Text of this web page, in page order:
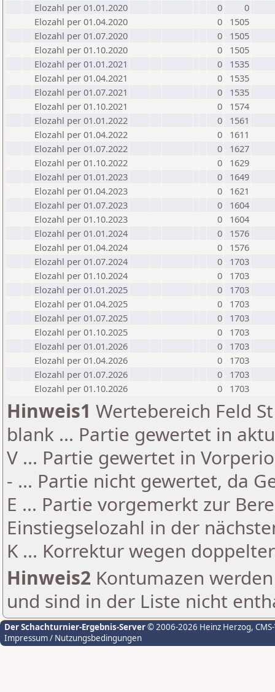
Elozahl per 01.01.2020
0
0
Elozahl per 01.04.2020
0
1505
Elozahl per 01.07.2020
0
1505
Elozahl per 01.10.2020
0
1505
Elozahl per 01.01.2021
0
1535
Elozahl per 01.04.2021
0
1535
Elozahl per 01.07.2021
0
1535
Elozahl per 01.10.2021
0
1574
Elozahl per 01.01.2022
0
1561
Elozahl per 01.04.2022
0
1611
Elozahl per 01.07.2022
0
1627
Elozahl per 01.10.2022
0
1629
Elozahl per 01.01.2023
0
1649
Elozahl per 01.04.2023
0
1621
Elozahl per 01.07.2023
0
1604
Elozahl per 01.10.2023
0
1604
Elozahl per 01.01.2024
0
1576
Elozahl per 01.04.2024
0
1576
Elozahl per 01.07.2024
0
1703
Elozahl per 01.10.2024
0
1703
Elozahl per 01.01.2025
0
1703
Elozahl per 01.04.2025
0
1703
Elozahl per 01.07.2025
0
1703
Elozahl per 01.10.2025
0
1703
Elozahl per 01.01.2026
0
1703
Elozahl per 01.04.2026
0
1703
Elozahl per 01.07.2026
0
1703
Elozahl per 01.10.2026
0 1703
Hinweis1 Wertebereich Feld
blank ... Partie gewertet in
V ... Partie gewertet in
- ... Partie nicht gewertet, da
E ... Partie vorgemerkt zur
Einstiegselozahl in der
K ... Korrektur wegen
Hinweis2 Kontumazen
und sind in der Liste nicht
Der Schachturnier-Ergebnis-Server© 2006-2026 Heinz Herzog,
Impressum / Nutzungsbedingungen